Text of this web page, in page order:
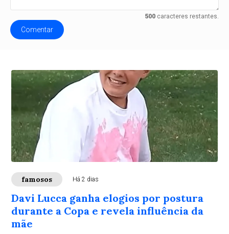
500caracteres restantes.
Comentar
famosos Há 2 dias
Davi Lucca ganha elogios por postura
durante a Copa e revela influência da
mãe